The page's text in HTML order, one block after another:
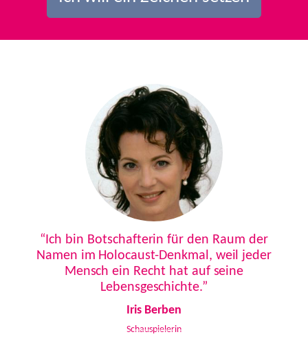
“Ich bin Botschafterin für den Raum der
Namen im Holocaust-Denkmal, weil jeder
Mensch ein Recht hat auf seine
Lebensgeschichte.”
Iris Berben
Schauspielerin